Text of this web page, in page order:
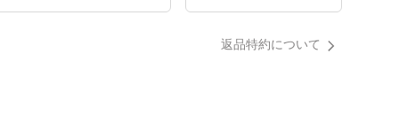
返品特約について